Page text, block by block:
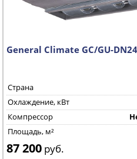
General Climate GC/GU-
Страна
Охлаждение, кВт
Компрессор
Площадь, м²
87 200 руб.